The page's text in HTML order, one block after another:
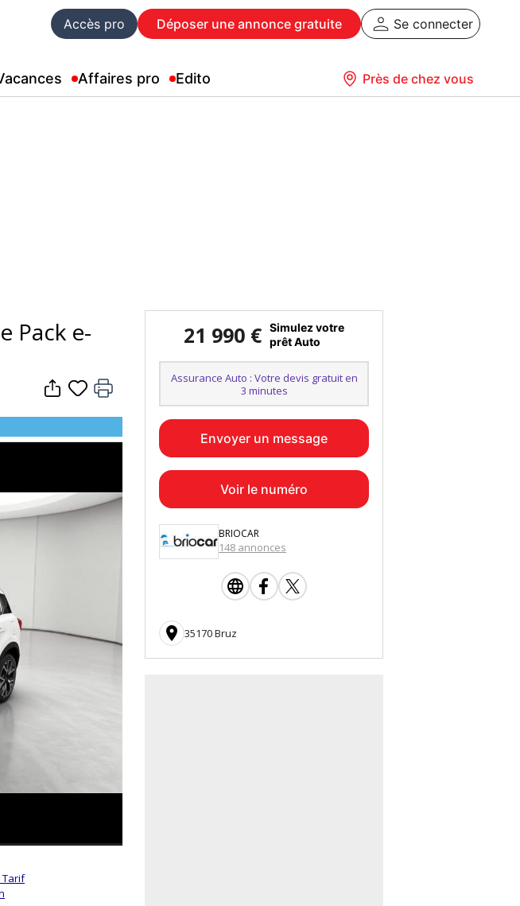
Accès pro Déposer une annonce gratuite Se connecter
Affaires pro Edito Près de chez vous
Pack e-
Tarif
21 990 € Simulez votre
prêt Auto
Assurance Auto : Votre devis gratuit en
3 minutes
Envoyer un message
Voir le numéro
BRIOCAR
148 annonces
 35170 Bruz